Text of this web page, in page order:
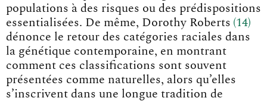
populations à des risques ou des prédispositions
essentialisées. De même, Dorothy Roberts 14
dénonce le retour des catégories raciales dans
la génétique contemporaine, en montrant
comment ces classifications sont souvent
présentées comme naturelles, alors qu’elles
s’inscrivent dans une longue tradition de